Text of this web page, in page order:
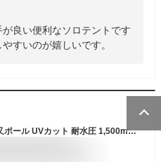
良い便利なソロテントです
すいのが嬉しいです。
テント フォークテント 280cm 二又ポール UVカット 耐水圧 1,500mm以上 ドームテント フルクローズテント ティピー ソロキャンプ ツーリング フライシート インナーテント ランタン フック 付き アウトドア キャンプ FIELDOOR 1年保証 ●[送料無料]